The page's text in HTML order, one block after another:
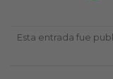
Esta entrada fue